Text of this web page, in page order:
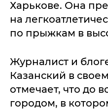
Харькове. Она
на
по прыжкам в
Журналист и
Казанский в
отмечает, что до
городом, в